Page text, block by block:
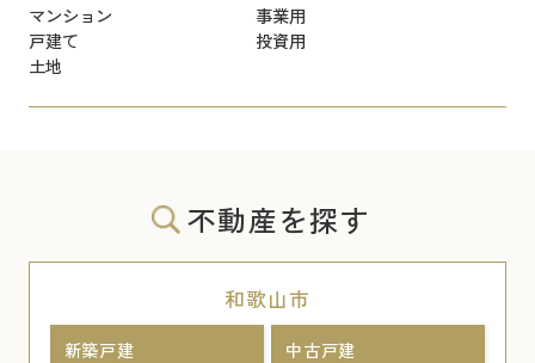
マンション
事業用
戸建て
投資用
土地
不動産を探す
和歌山市
新築戸建 中古戸建